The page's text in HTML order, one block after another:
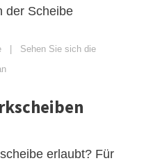
der Scheibe
| Sehen Sie sich die
erlaubt? Für